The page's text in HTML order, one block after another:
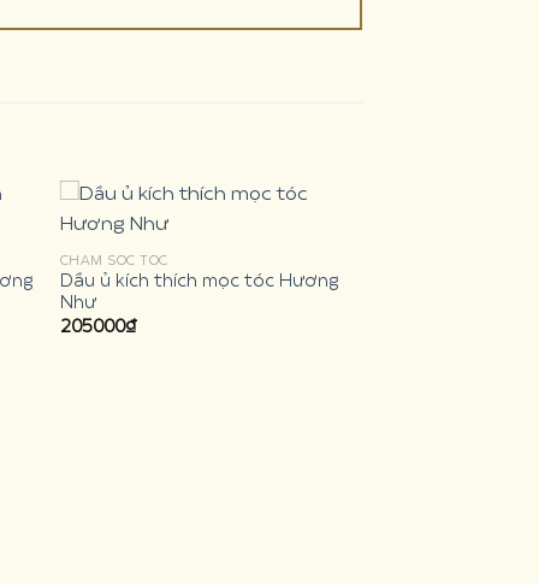
CHĂM SÓC TÓC
Dầu ủ kích thích mọc tóc Hương
Như
205000₫